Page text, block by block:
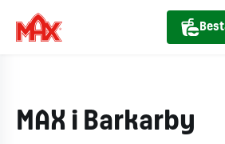
MAX i Barkarby